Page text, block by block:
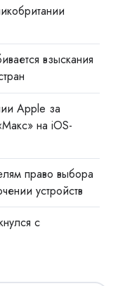
взыскания
Apple за
на iOS-
право выбора
устройств
с